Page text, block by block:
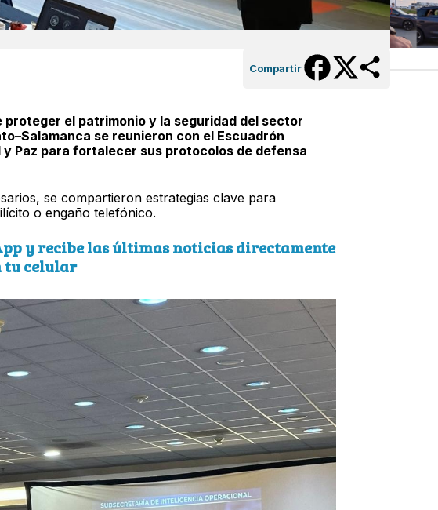
Compartir
proteger el patrimonio y la seguridad del sector
se reunieron con el Escuadrón
Paz para fortalecer sus protocolos de defensa
se compartieron estrategias clave para
o engaño telefónico.
y recibe las últimas noticias directamente
tu celular